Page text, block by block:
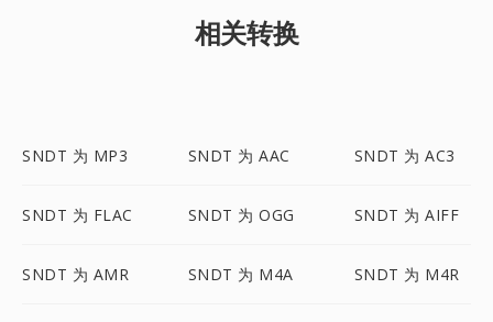
相关转换
SNDT 为 MP3 SNDT 为 AAC SNDT 为 AC3
SNDT 为 FLAC SNDT 为 OGG SNDT 为 AIFF
SNDT 为 AMR SNDT 为 M4A SNDT 为 M4R